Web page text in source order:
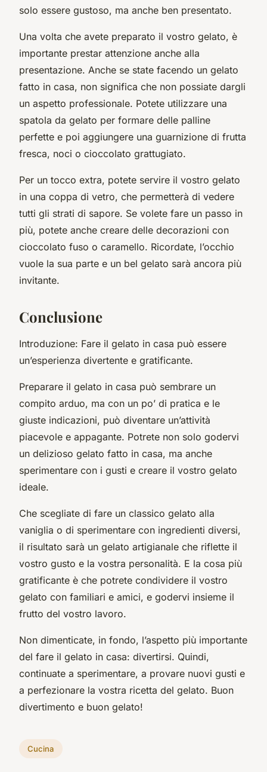
solo essere gustoso, ma anche ben presentato.
Una volta che avete preparato il vostro gelato, è
importante prestar attenzione anche alla
presentazione. Anche se state facendo un gelato
fatto in casa, non significa che non possiate dargli
un aspetto professionale. Potete utilizzare una
spatola da gelato per formare delle palline
perfette e poi aggiungere una guarnizione di frutta
fresca, noci o cioccolato grattugiato.
Per un tocco extra, potete servire il vostro gelato
in una coppa di vetro, che permetterà di vedere
tutti gli strati di sapore. Se volete fare un passo in
più, potete anche creare delle decorazioni con
cioccolato fuso o caramello. Ricordate, l’occhio
vuole la sua parte e un bel gelato sarà ancora più
invitante.
Conclusione
Introduzione: Fare il gelato in casa può essere
un’esperienza divertente e gratificante.
Preparare il gelato in casa può sembrare un
compito arduo, ma con un po’ di pratica e le
giuste indicazioni, può diventare un’attività
piacevole e appagante. Potrete non solo godervi
un delizioso gelato fatto in casa, ma anche
sperimentare con i gusti e creare il vostro gelato
ideale.
Che scegliate di fare un classico gelato alla
vaniglia o di sperimentare con ingredienti diversi,
il risultato sarà un gelato artigianale che riflette il
vostro gusto e la vostra personalità. E la cosa più
gratificante è che potrete condividere il vostro
gelato con familiari e amici, e godervi insieme il
frutto del vostro lavoro.
Non dimenticate, in fondo, l’aspetto più importante
del fare il gelato in casa: divertirsi. Quindi,
continuate a sperimentare, a provare nuovi gusti e
a perfezionare la vostra ricetta del gelato. Buon
divertimento e buon gelato!
Cucina